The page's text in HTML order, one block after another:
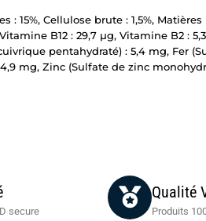
15%, Cellulose brute : 1,5%,
B12 : 29,7 µg, Vitamine B2 :
pentahydraté) : 5,4 mg, Fer
mg, Zinc (Sulfate de zinc
secure
Qualité
Produits